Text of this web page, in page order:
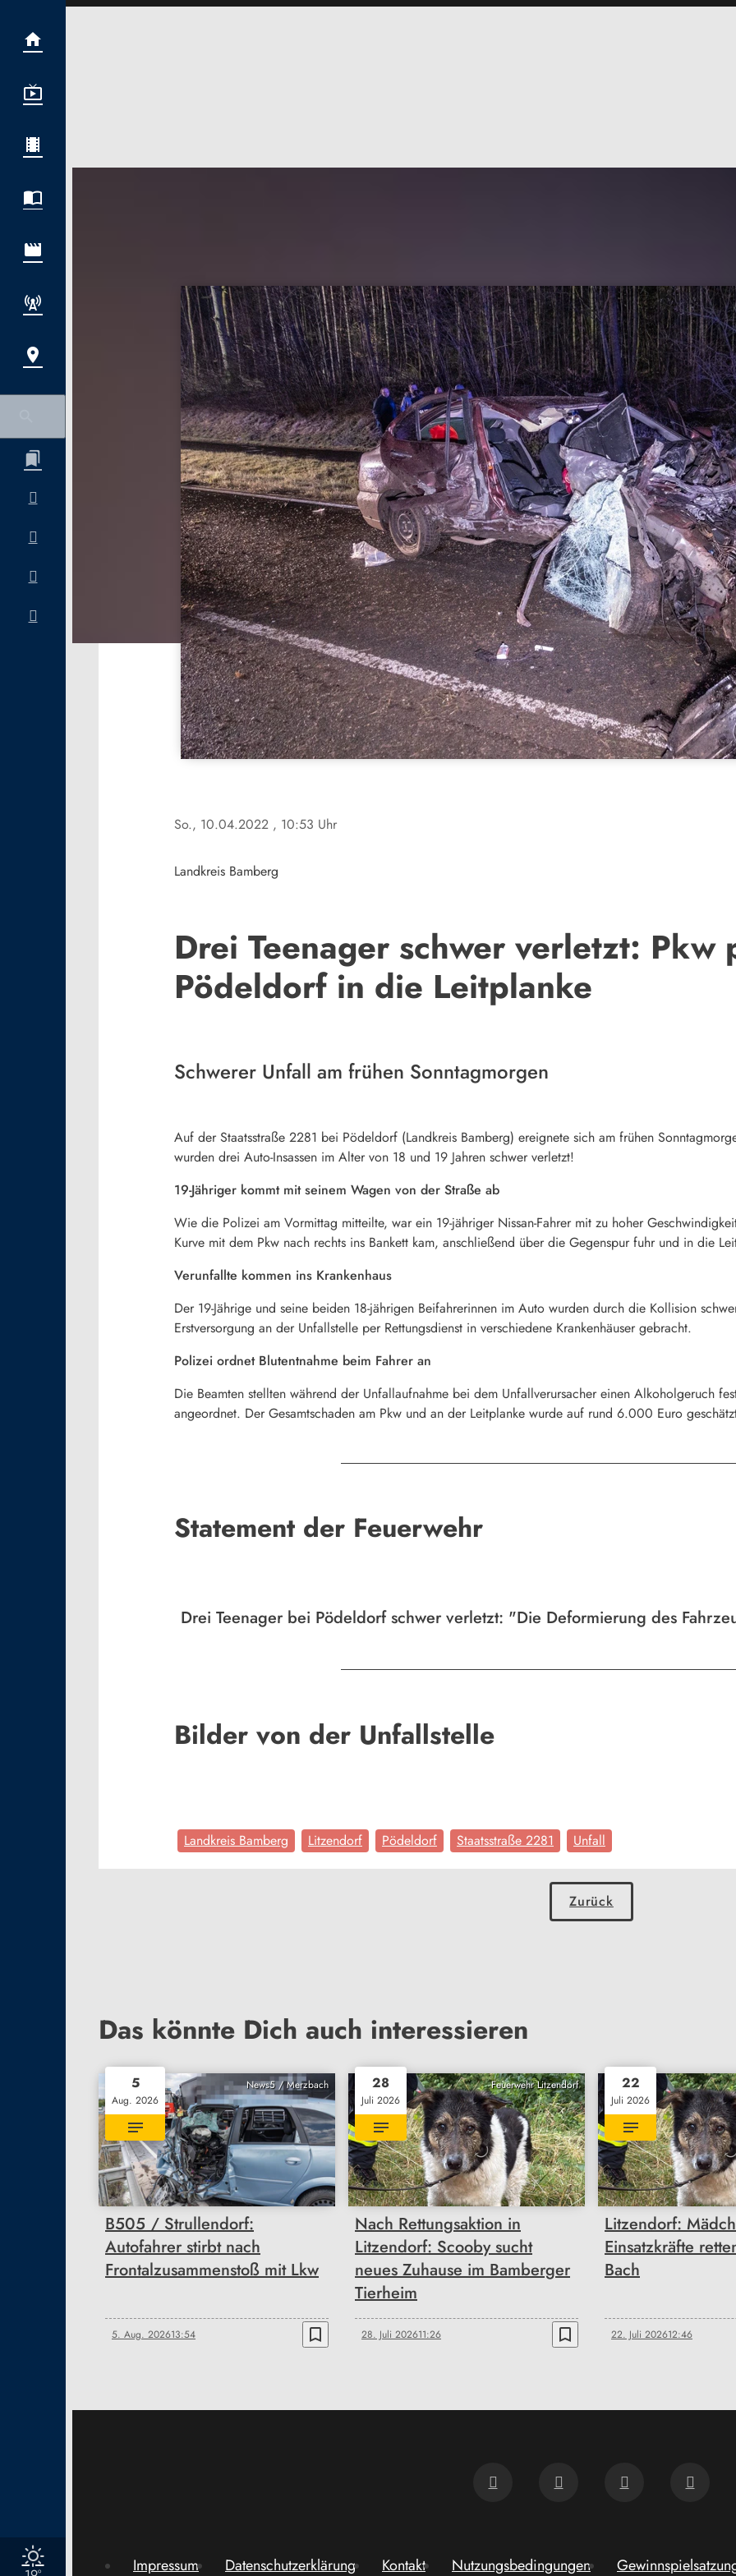
So., 10.04.2022 , 10:53 Uhr
Landkreis Bamberg
Drei Teenager schwer verletzt: Pkw
Pödeldorf in die Leitplanke
Schwerer Unfall am frühen Sonntagmorgen
Auf der Staatsstraße 2281 bei Pödeldorf (Landkreis Bamberg) ereignete sich am frühen
wurden drei Auto-Insassen im Alter von 18 und 19 Jahren schwer verletzt!
19-Jähriger kommt mit seinem Wagen von der Straße ab
Wie die Polizei am Vormittag mitteilte, war ein 19-jähriger Nissan-Fahrer mit zu hoher
Kurve mit dem Pkw nach rechts ins Bankett kam, anschließend über die Gegenspur fuhr und in die
Verunfallte kommen ins Krankenhaus
Der 19-Jährige und seine beiden 18-jährigen Beifahrerinnen im Auto wurden durch die Kollision
Erstversorgung an der Unfallstelle per Rettungsdienst in verschiedene Krankenhäuser gebracht.
Polizei ordnet Blutentnahme beim Fahrer an
Die Beamten stellten während der Unfallaufnahme bei dem Unfallverursacher einen Alkoholgeruch
angeordnet. Der Gesamtschaden am Pkw und an der Leitplanke wurde auf rund 6.000 Euro
Statement der Feuerwehr
Drei Teenager bei Pödeldorf schwer verletzt: "Die Deformierung des
Bilder von der Unfallstelle
Landkreis Bamberg Litzendorf Pödeldorf Staatsstraße 2281 Unfall
Zurück
Das könnte Dich auch interessieren
News5 / Merzbach
5
Aug. 2026
B505 / Strullendorf:
Autofahrer stirbt nach
Frontalzusammenstoß mit Lkw
5. Aug. 202613:54 bookmark_border
Feuerwehr Litzendorf
28
Juli 2026
Nach Rettungsaktion in
Litzendorf: Scooby sucht
neues Zuhause im Bamberger
Tierheim
28. Juli 202611:26 bookmark_border
22
Juli 2026
Litzendorf:
Einsatzkräfte
Bach
22. Juli 202612:46
Impressum Datenschutzerklärung Kontakt Nutzungsbedingungen